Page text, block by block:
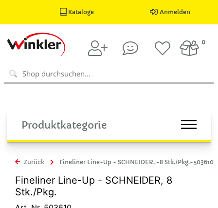
Kataloge Anmelden
0
Produktkategorie
Zurück Fineliner Line-Up - SCHNEIDER, -8 Stk./Pkg.-503610
Fineliner Line-Up - SCHNEIDER, 8
Stk./Pkg.